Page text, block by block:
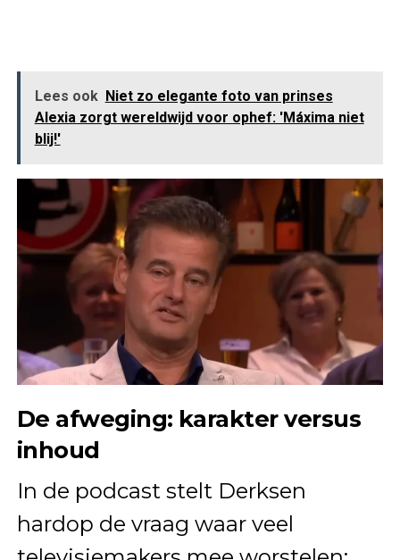
Lees ook Niet zo elegante foto van prinses
Alexia zorgt wereldwijd voor ophef: 'Máxima niet
blij!'
De afweging: karakter versus
inhoud
In de podcast stelt Derksen
hardop de vraag waar veel